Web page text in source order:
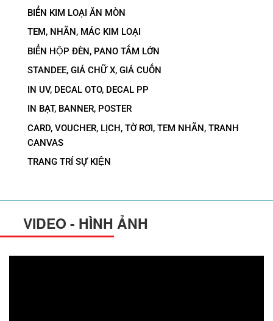
BIỂN KIM LOẠI ĂN MÒN
TEM, NHÃN, MÁC KIM LOẠI
BIỂN HỘP ĐÈN, PANO TẤM LỚN
STANDEE, GIÁ CHỮ X, GIÁ CUỐN
IN UV, DECAL OTO, DECAL PP
IN BẠT, BANNER, POSTER
CARD, VOUCHER, LỊCH, TỜ RƠI, TEM NHÃN, TRANH
CANVAS
TRANG TRÍ SỰ KIỆN
VIDEO - HÌNH ẢNH